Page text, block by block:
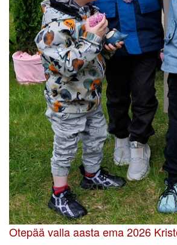
Otepää valla aasta ema 2026